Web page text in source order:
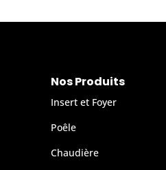
Nos Produits
Insert et Foyer
Poêle
Chaudière